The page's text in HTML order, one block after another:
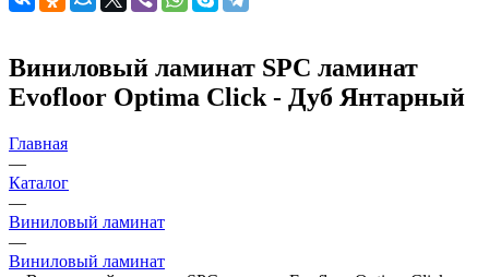
Виниловый ламинат SPC ламинат
Evofloor Optima Click - Дуб Янтарный
Главная
—
Каталог
—
Виниловый ламинат
—
Виниловый ламинат